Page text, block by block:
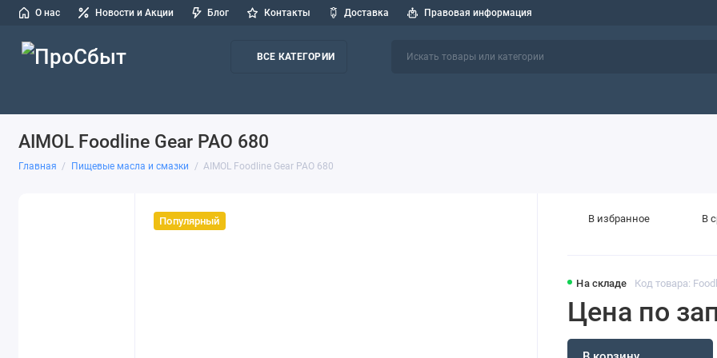
О нас Новости и Акции Блог Контакты Доставка Правовая информация
ВСЕ КАТЕГОРИИ
AIMOL Foodline Gear PAO 680
Главная Пищевые масла и смазки AIMOL Foodline Gear PAO 680
Популярный
На складе Код товара:
Цена по
В избранное В